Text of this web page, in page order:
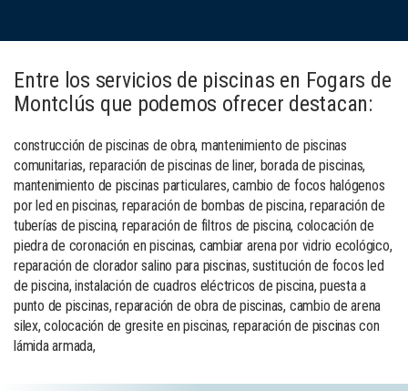
Entre los servicios de piscinas en Fogars de
Montclús que podemos ofrecer destacan:
construcción de piscinas de obra, mantenimiento de piscinas
comunitarias, reparación de piscinas de liner, borada de piscinas,
mantenimiento de piscinas particulares, cambio de focos halógenos
por led en piscinas, reparación de bombas de piscina, reparación de
tuberías de piscina, reparación de filtros de piscina, colocación de
piedra de coronación en piscinas, cambiar arena por vidrio ecológico,
reparación de clorador salino para piscinas, sustitución de focos led
de piscina, instalación de cuadros eléctricos de piscina, puesta a
punto de piscinas, reparación de obra de piscinas, cambio de arena
silex, colocación de gresite en piscinas, reparación de piscinas con
lámida armada,